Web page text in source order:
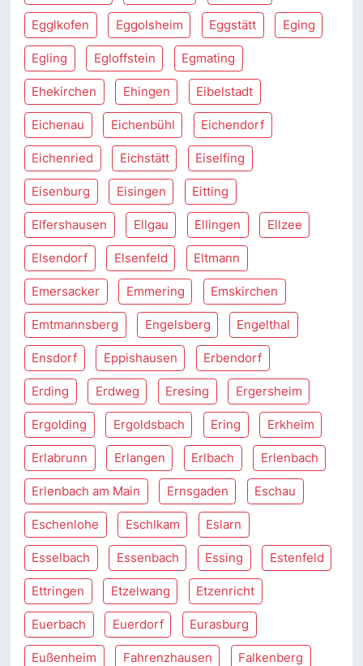
Egglkofen Eggolsheim Eggstätt Eging
Egling Egloffstein Egmating
Ehekirchen Ehingen Eibelstadt
Eichenau Eichenbühl Eichendorf
Eichenried Eichstätt Eiselfing
Eisenburg Eisingen Eitting
Elfershausen Ellgau Ellingen Ellzee
Elsendorf Elsenfeld Eltmann
Emersacker Emmering Emskirchen
Emtmannsberg Engelsberg Engelthal
Ensdorf Eppishausen Erbendorf
Erding Erdweg Eresing Ergersheim
Ergolding Ergoldsbach Ering Erkheim
Erlabrunn Erlangen Erlbach Erlenbach
Erlenbach am Main Ernsgaden Eschau
Eschenlohe Eschlkam Eslarn
Esselbach Essenbach Essing Estenfeld
Ettringen Etzelwang Etzenricht
Euerbach Euerdorf Eurasburg
Eußenheim Fahrenzhausen Falkenberg